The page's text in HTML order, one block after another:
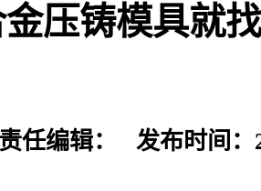
压铸模具就
任编辑： 发布时间：